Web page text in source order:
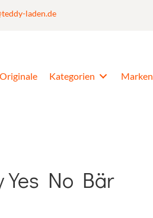
laden.de
Kategorien Marken
Yes No Bär